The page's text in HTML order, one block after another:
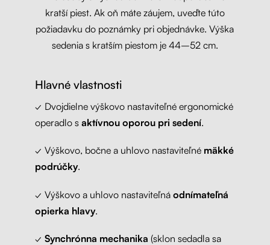
kratší piest. Ak oň máte záujem, uveďte túto
požiadavku do poznámky pri objednávke. Výška
sedenia s kratším piestom je 44–52 cm.
Hlavné vlastnosti
✓ Dvojdielne výškovo nastaviteľné ergonomické
operadlo s aktívnou oporou pri sedení.
✓ Výškovo, bočne a uhlovo nastaviteľné mäkké
podrúčky.
✓ Výškovo a uhlovo nastaviteľná odnímateľná
opierka hlavy.
✓ Synchrónna mechanika (sklon sedadla sa